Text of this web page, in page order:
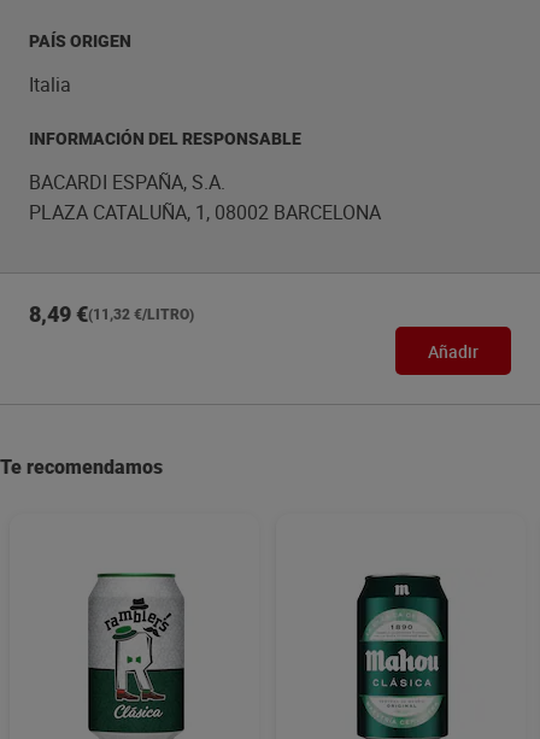
PAÍS ORIGEN
Italia
INFORMACIÓN DEL RESPONSABLE
BACARDI ESPAÑA, S.A.
PLAZA CATALUÑA, 1, 08002 BARCELONA
8,49 €(11,32 €/LITRO)
Añadir
Te recomendamos